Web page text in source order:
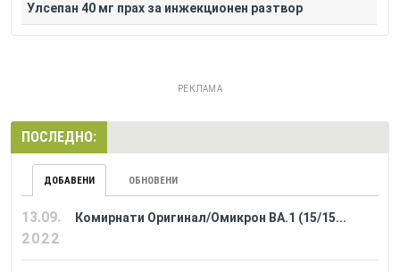
Улсепан 40 мг прах за инжекционен разтвор
РЕКЛАМА
ПОСЛЕДНО:
ДОБАВЕНИ ОБНОВЕНИ
13.09.
2022
Комирнати Оригинал/Омикрон BA.1 (15/15...